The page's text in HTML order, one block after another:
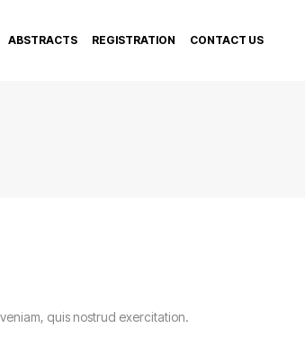
ABSTRACTS REGISTRATION CONTACT US
quis nostrud exercitation.